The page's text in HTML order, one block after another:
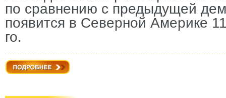
по сравнению с предыдущей
появится в Северной Америке
го.